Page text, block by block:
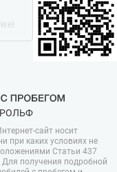
РОЛЬФ
сайт носит
при каких условиях не
Статьи 437
Для получения подробной